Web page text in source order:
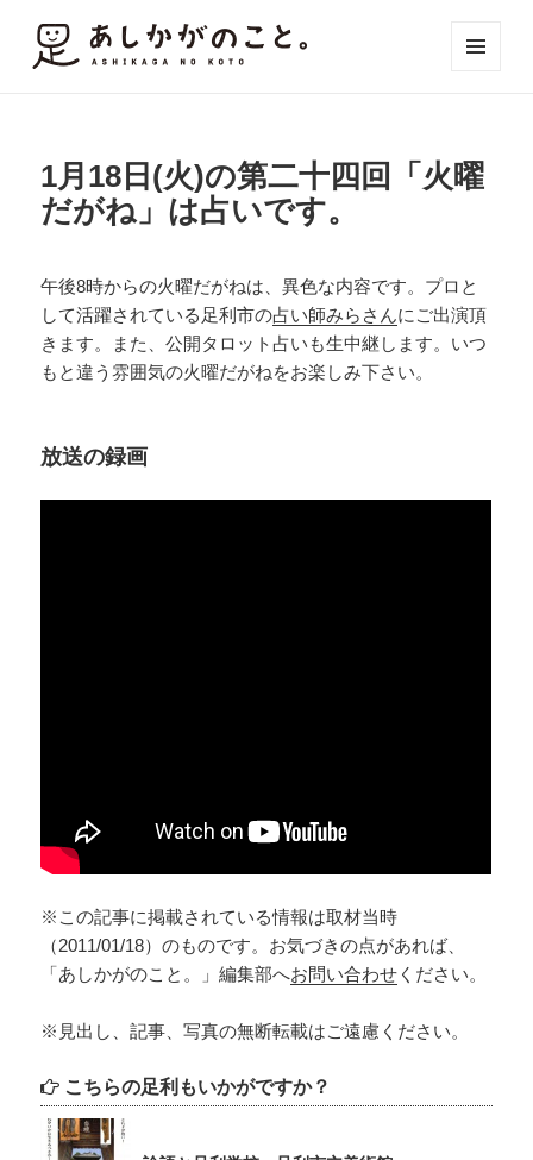
1月18日(火)の第二十四回「火曜
だがね」は占いです。
午後8時からの火曜だがねは、異色な内容です。プロと
して活躍されている足利市の占い師みらさんにご出演頂
きます。また、公開タロット占いも生中継します。いつ
もと違う雰囲気の火曜だがねをお楽しみ下さい。
放送の録画
※この記事に掲載されている情報は取材当時
（2011/01/18）のものです。お気づきの点があれば、
「あしかがのこと。」編集部へお問い合わせ ください。
※見出し、記事、写真の無断転載はご遠慮ください。
こちらの足利もいかがですか？